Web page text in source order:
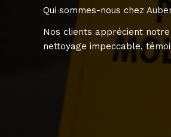
Qui sommes-nous chez
Nos clients apprécient
nettoyage impeccable,